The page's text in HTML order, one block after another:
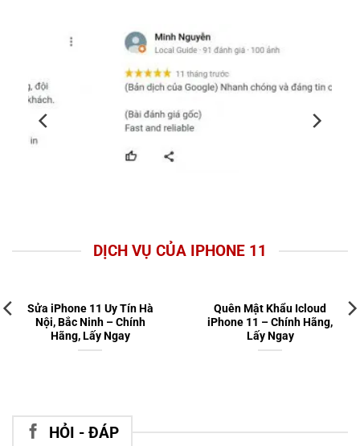
DỊCH VỤ CỦA IPHONE 11
Sửa iPhone 11 Uy Tín Hà
Nội, Bắc Ninh – Chính
Hãng, Lấy Ngay
Quên Mật Khẩu Icloud
iPhone 11 – Chính Hãng,
Lấy Ngay
HỎI - ĐÁP